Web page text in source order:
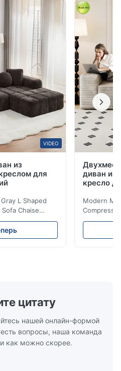
диванимеет
наполнителем из
для исключительного
...
VIDEO
из
для
L Shaped
Chaise
High resilience
for small
light gray
диван из
кресло
Modern
Room
цитату
нашей онлайн-формой
вопросы, наша команда
как можно скорее.